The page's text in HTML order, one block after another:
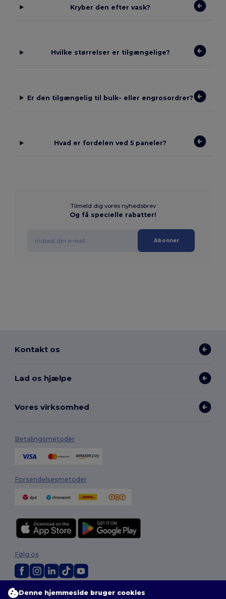
Kryber den efter vask?
Hvilke størrelser er tilgængelige?
Er den tilgængelig til bulk- eller engrosordrer?
Hvad er fordelen ved 5 paneler?
Tilmeld dig vores nyhedsbrev
Og få specielle rabatter!
Abonner
Kontakt os
Lad os hjælpe
Vores virksomhed
Betalingsmetoder
Forsendelsesmetoder
2026. Alle rettigheder forbeholdes
Følg os
Denne hjemmeside bruger cookies